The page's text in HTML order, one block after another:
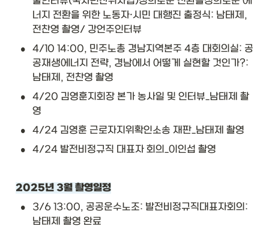
너지 전환을 위한 노동자·시민 대행진 출정식: 남태제,
전찬영 촬영/ 강언주인터뷰
•
4/10 14:00, 민주노총 경남지역본주 4층 대회의실: 공
공재생에너지 전략, 경남에서 어떻게 실현할 것인가?:
남태제, 전찬영 촬영
•
4/20 김영훈지회장 본가 농사일 및 인터뷰_남태제 촬
영
• 4/24 김영훈 근로자지위확인소송 재판_남태제 촬영
• 4/24 발전비정규직 대표자 회의_이인섭 촬영
2025년 3월 촬영일정
•
3/6 13:00, 공공운수노조: 발전비정규직대표자회의:
남태제 촬영 완료